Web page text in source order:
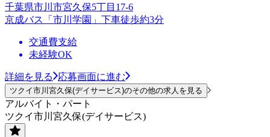
千葉県市川市宮久保5丁目17-6
京成バス「市川学園」下車徒歩約3分
交通費支給
未経験OK
詳細を見る 応募画面に進む
ツクイ市川宮久保(デイサービス)のその他の求人を見る
アルバイト・パート
ツクイ市川宮久保(デイサービス)